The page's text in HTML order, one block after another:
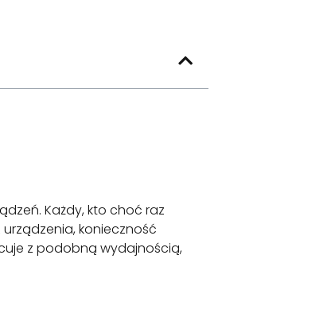
Każdy, kto choć raz
konieczność
z podobną wydajnością,